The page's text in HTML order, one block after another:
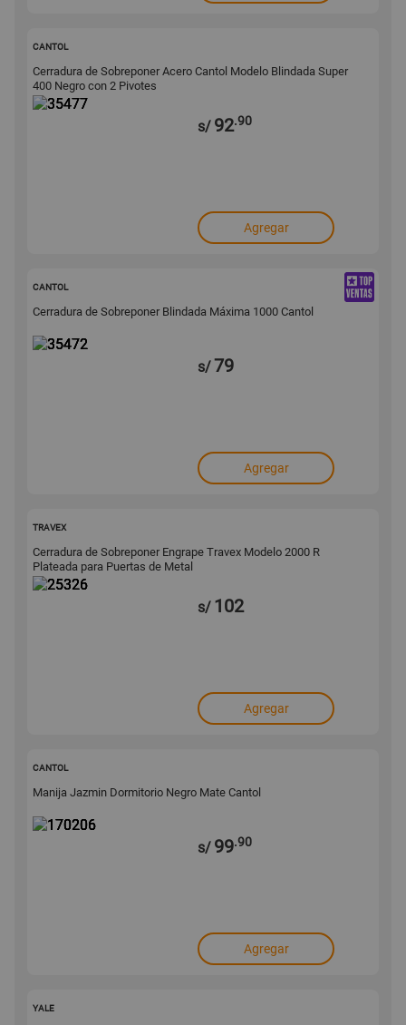
CANTOL
Cerradura de Sobreponer Acero Cantol Modelo Blindada Super
400 Negro con 2 Pivotes
s/ 92.90
Agregar
CANTOL
Cerradura de Sobreponer Blindada Máxima 1000 Cantol
s/79
Agregar
TRAVEX
Cerradura de Sobreponer Engrape Travex Modelo 2000 R
Plateada para Puertas de Metal
s/ 102
Agregar
CANTOL
Manija Jazmin Dormitorio Negro Mate Cantol
s/ 99.90
Agregar
YALE